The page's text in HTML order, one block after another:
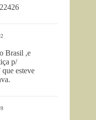
Brasil ,e
p/
que esteve